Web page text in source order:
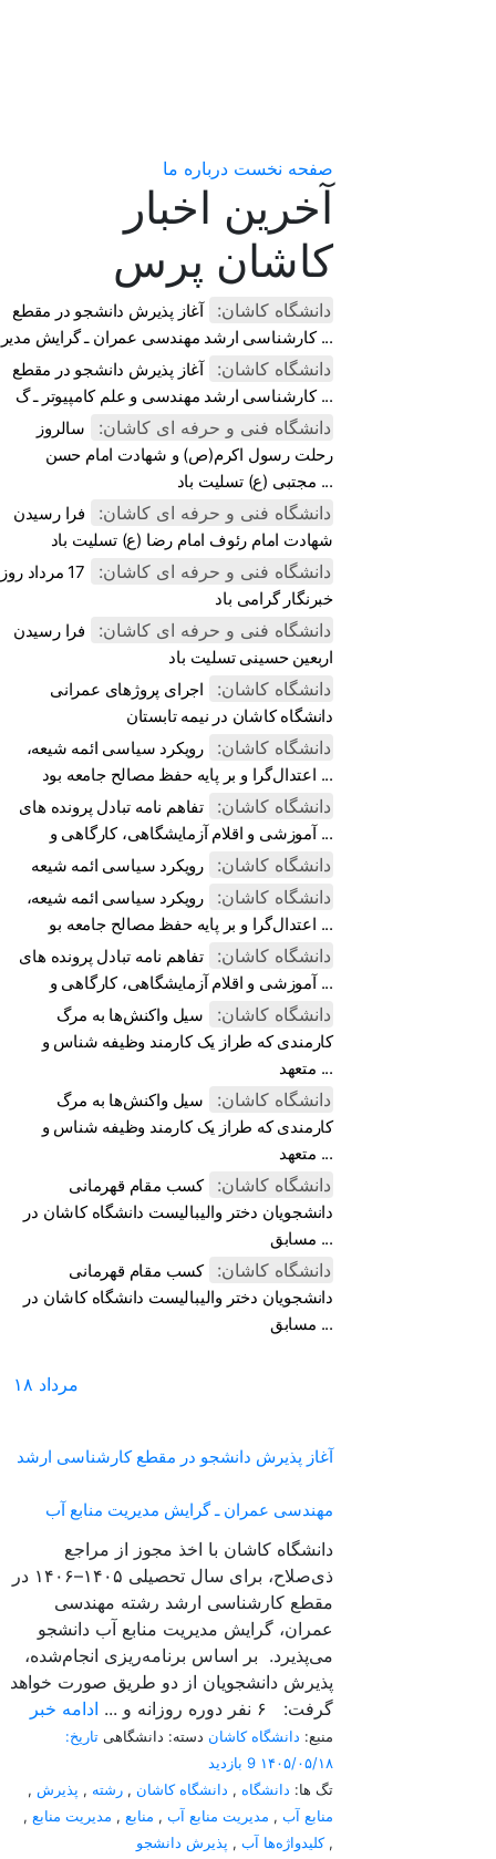
صفحه نخست درباره ما
آخرین اخبار
کاشان پرس
دانشگاه کاشان:
آغاز پذیرش دانشجو در مقطع
کارشناسی ارشد مهندسی عمران ـ گرایش مدیر ...
دانشگاه کاشان:
آغاز پذیرش دانشجو در مقطع
کارشناسی ارشد مهندسی و علم کامپیوتر ـ گ ...
دانشگاه فنی و حرفه ای کاشان:
سالروز
رحلت رسول اکرم(ص) و شهادت امام حسن
مجتبی (ع) تسلیت باد ...
دانشگاه فنی و حرفه ای کاشان:
فرا رسیدن
شهادت امام رئوف امام رضا (ع) تسلیت باد
دانشگاه فنی و حرفه ای کاشان:
17 مرداد روز
خبرنگار گرامی باد
دانشگاه فنی و حرفه ای کاشان:
فرا رسیدن
اربعین حسینی تسلیت باد
دانشگاه کاشان:
اجرای پروژهای عمرانی
دانشگاه کاشان در نیمه تابستان
دانشگاه کاشان:
رویکرد سیاسی ائمه شیعه،
اعتدال‌گرا و بر پایه حفظ مصالح جامعه بود ...
دانشگاه کاشان:
تفاهم نامه تبادل پرونده‌ های
آموزشی و اقلام آزمایشگاهی، کارگاهی و ...
دانشگاه کاشان: رویکرد سیاسی ائمه شیعه
دانشگاه کاشان:
رویکرد سیاسی ائمه شیعه،
اعتدال‌گرا و بر پایه حفظ مصالح جامعه بو ...
دانشگاه کاشان:
تفاهم نامه تبادل پرونده‌ های
آموزشی و اقلام آزمایشگاهی، کارگاهی و ...
دانشگاه کاشان:
سیل واکنش‌ها به مرگ
کارمندی که طراز یک کارمند وظیفه شناس و
متعهد ...
دانشگاه کاشان:
سیل واکنش‌ها به مرگ
کارمندی که طراز یک کارمند وظیفه شناس و
متعهد ...
دانشگاه کاشان:
کسب مقام قهرمانی
دانشجویان دختر والیبالیست دانشگاه کاشان در
مسابق ...
دانشگاه کاشان:
کسب مقام قهرمانی
دانشجویان دختر والیبالیست دانشگاه کاشان در
مسابق ...
۱۸ مرداد
آغاز پذیرش دانشجو در مقطع کارشناسی ارشد
مهندسی عمران ـ گرایش مدیریت منابع آب
دانشگاه کاشان با اخذ مجوز از مراجع
ذی‌صلاح، برای سال تحصیلی ۱۴۰۵–۱۴۰۶ در
مقطع کارشناسی ارشد رشته مهندسی
عمران، گرایش مدیریت منابع آب دانشجو
می‌پذیرد. بر اساس برنامه‌ریزی انجام‌شده،
پذیرش دانشجویان از دو طریق صورت خواهد
گرفت: ۶ نفر دوره روزانه و ...
ادامه خبر
منبع: دانشگاه کاشان دسته: دانشگاهی تاریخ:
۱۴۰۵/۰۵/۱۸ 9 بازدید
تگ ها: دانشگاه , دانشگاه کاشان , رشته , پذیرش ,
منابع آب , مدیریت منابع آب , منابع , مدیریت منابع ,
کلیدواژه‌ها آب , پذیرش دانشجو ,